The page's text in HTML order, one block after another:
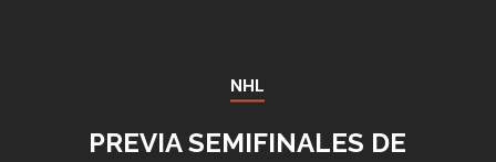
NHL
PREVIA SEMIFINALES DE